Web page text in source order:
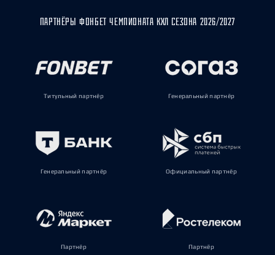
ПАРТНЁРЫ ФОНБЕТ ЧЕМПИОНАТА КХЛ СЕЗОНА 2026/2027
Титульный партнёр Генеральный партнёр
Генеральный партнёр Официальный партнёр
Партнёр Партнёр